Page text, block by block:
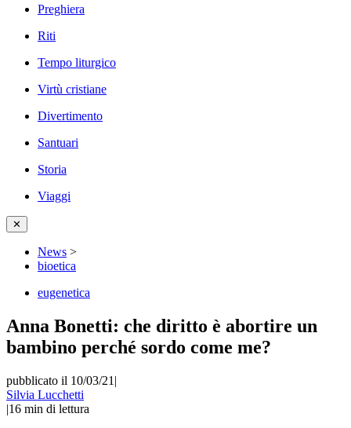
Preghiera
Riti
Tempo liturgico
Virtù cristiane
Divertimento
Santuari
Storia
Viaggi
✕
News >
bioetica
eugenetica
Anna Bonetti: che diritto è abortire un
bambino perché sordo come me?
pubblicato il 10/03/21 |
Silvia Lucchetti
|16 min di lettura